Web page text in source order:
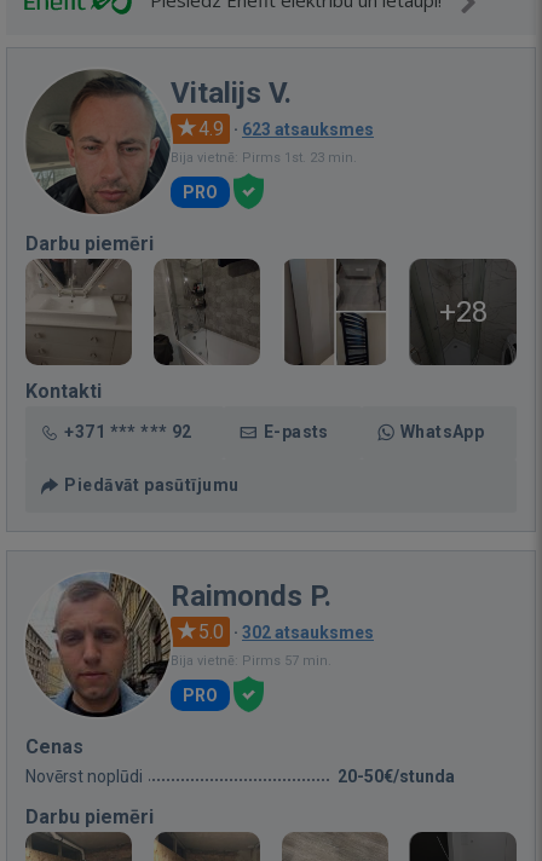
Vitalijs V.
4.9 · 623 atsauksmes
Bija vietnē: Pirms 1st. 23 min.
PRO
Darbu piemēri
+28
Kontakti
+371 *** *** 92 E-pasts WhatsApp
Piedāvāt pasūtījumu
Raimonds P.
5.0 · 302 atsauksmes
Bija vietnē: Pirms 57 min.
PRO
Cenas
Novērst noplūdi 20-50€/stunda
Darbu piemēri